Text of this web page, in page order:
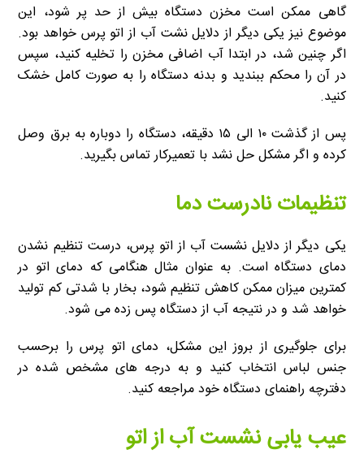
گاهی ممکن است مخزن دستگاه بیش از حد پر شود، این
موضوع نیز یکی دیگر از دلایل نشت آب از اتو پرس خواهد بود.
اگر چنین شد، در ابتدا آب اضافی مخزن را تخلیه کنید، سپس
در آن را محکم ببندید و بدنه دستگاه را به صورت کامل خشک
کنید.
پس از گذشت ۱۰ الی ۱۵ دقیقه، دستگاه را دوباره به برق وصل
کرده و اگر مشکل حل نشد با تعمیرکار تماس بگیرید.
تنظیمات نادرست دما
یکی دیگر از دلایل نشست آب از اتو پرس، درست تنظیم نشدن
دمای دستگاه است. به عنوان مثال هنگامی که دمای اتو در
کمترین میزان ممکن کاهش تنظیم شود، بخار با شدتی کم تولید
خواهد شد و در نتیجه آب از دستگاه پس زده می شود.
برای جلوگیری از بروز این مشکل، دمای اتو پرس را برحسب
جنس لباس انتخاب کنید و به درجه های مشخص شده در
دفترچه راهنمای دستگاه خود مراجعه کنید.
عیب یابی نشست آب از اتو